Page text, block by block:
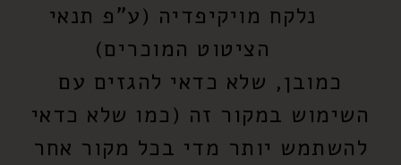
נלקח מויקיפדיה (ע"פ תנאי
הציטוט המוכרים)
כמובן, שלא כדאי להגזים עם
השימוש במקור זה (כמו שלא כדאי
להשתמש יותר מדי בכל מקור אחר